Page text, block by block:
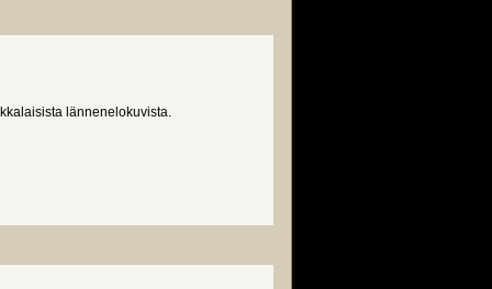
lännenelokuvista.